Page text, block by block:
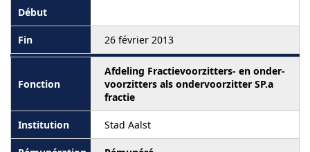
26 février 2013
Afdeling Fractievoorzitters- en onder-
voorzitters als ondervoorzitter SP.a
fractie
Stad Aalst